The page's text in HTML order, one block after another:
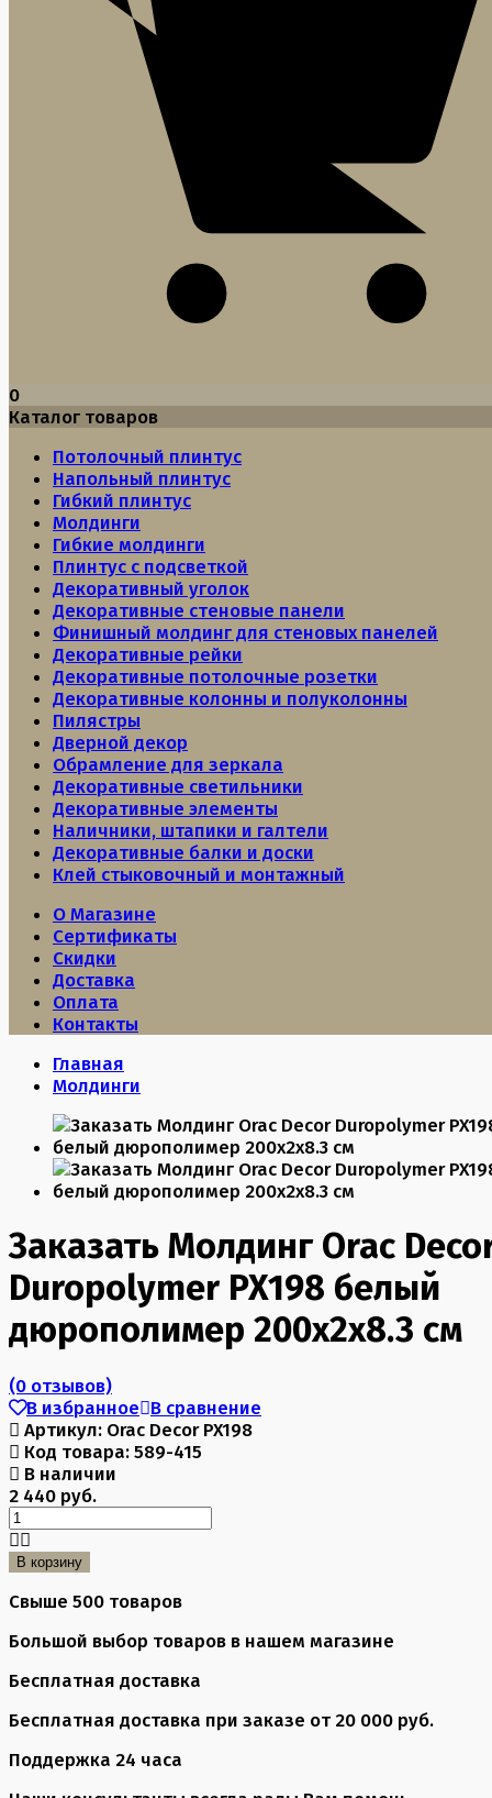
0
Каталог товаров
Потолочный плинтус
Напольный плинтус
Гибкий плинтус
Молдинги
Гибкие молдинги
Плинтус с подсветкой
Декоративный уголок
Декоративные стеновые панели
Финишный молдинг для стеновых панелей
Декоративные рейки
Декоративные потолочные розетки
Декоративные колонны и полуколонны
Пилястры
Дверной декор
Обрамление для зеркала
Декоративные светильники
Декоративные элементы
Наличники, штапики и галтели
Декоративные балки и доски
Клей стыковочный и монтажный
О Магазине
Сертификаты
Скидки
Доставка
Оплата
Контакты
Главная
Молдинги
Заказать Молдинг Orac
Duropolymer PX198 белый
дюрополимер 200x2x8.3 см
(0 отзывов)
В избранное В сравнение
Артикул: Orac Decor PX198
Код товара: 589-415
В наличии
2 440 руб.
В корзину
Свыше 500 товаров
Большой выбор товаров в нашем магазине
Бесплатная доставка
Бесплатная доставка при заказе от 20 000 руб.
Поддержка 24 часа